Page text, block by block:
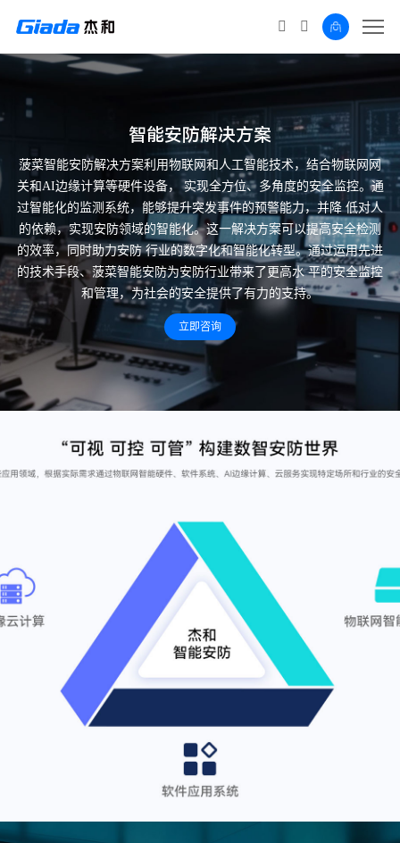
智能安防解决方案
菠菜智能安防解决方案利用物联网和人工智能技术，结合物联网网
关和AI边缘计算等硬件设备， 实现全方位、多角度的安全监控。通
过智能化的监测系统，能够提升突发事件的预警能力，并降低对人
的依赖，实现安防领域的智能化。这一解决方案可以提高安全检测
的效率，同时助力安防行业的数字化和智能化转型。通过运用先进
的技术手段、菠菜智能安防为安防行业带来了更高水平的安全监控
和管理，为社会的安全提供了有力的支持。
立即咨询